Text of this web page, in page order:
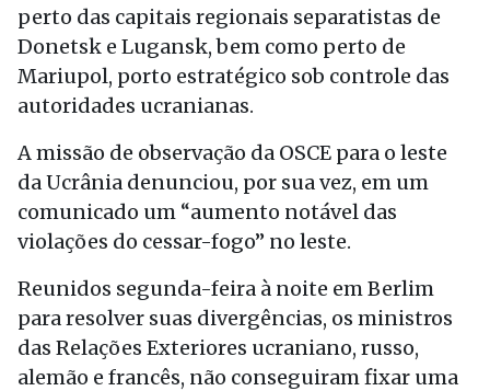
perto das capitais regionais separatistas de
Donetsk e Lugansk, bem como perto de
Mariupol, porto estratégico sob controle das
autoridades ucranianas.
A missão de observação da OSCE para o leste
da Ucrânia denunciou, por sua vez, em um
comunicado um “aumento notável das
violações do cessar-fogo” no leste.
Reunidos segunda-feira à noite em Berlim
para resolver suas divergências, os ministros
das Relações Exteriores ucraniano, russo,
alemão e francês, não conseguiram fixar uma